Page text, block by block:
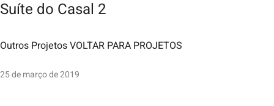
Suíte do Casal 2
Outros Projetos VOLTAR PARA PROJETOS
25 de março de 2019